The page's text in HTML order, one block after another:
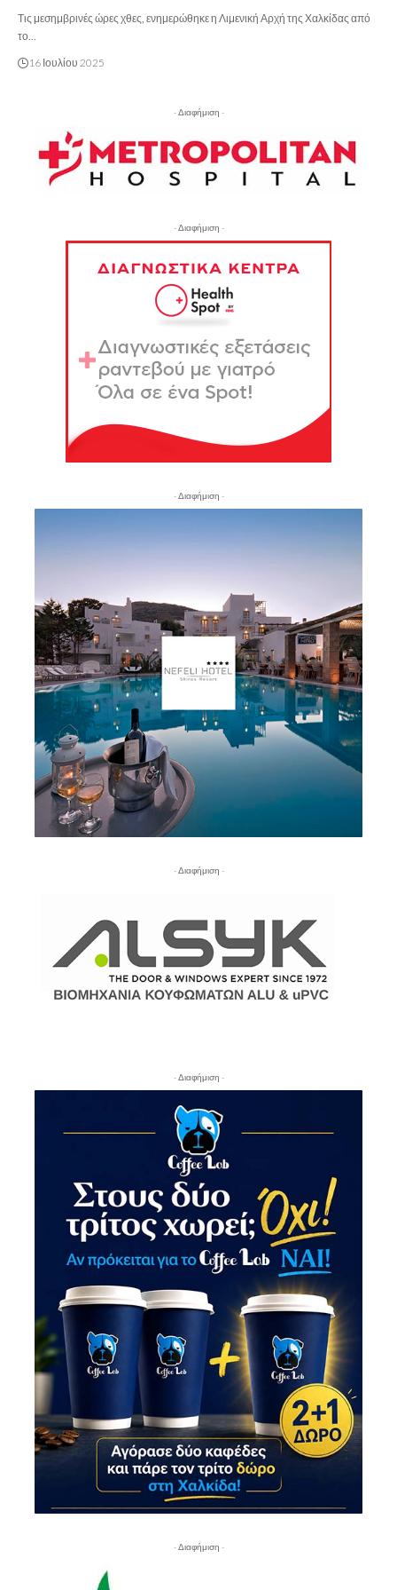
Τις μεσημβρινές ώρες χθες, ενημερώθηκε η Λιμενική Αρχή της Χαλκίδας από
το…
16 Ιουλίου 2025
- Διαφήμιση -
- Διαφήμιση -
- Διαφήμιση -
- Διαφήμιση -
- Διαφήμιση -
- Διαφήμιση -